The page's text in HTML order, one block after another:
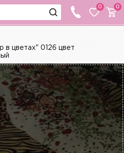
0 0
цветах" 0126 цвет